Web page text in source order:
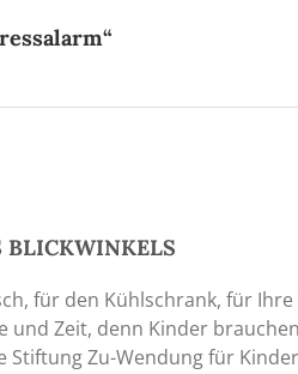
BLICKWINKELS
für den Kühlschrank, für
und Zeit, denn Kinder
Stiftung Zu-Wendung für